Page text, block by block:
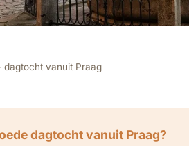
vanuit Praag
dagtocht vanuit Praag?